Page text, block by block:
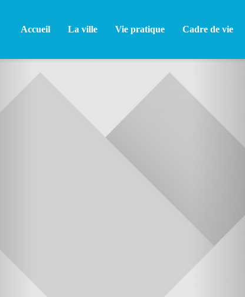
Accueil La ville Vie pratique Cadre de vie